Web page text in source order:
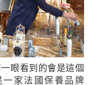
家法國保養品牌